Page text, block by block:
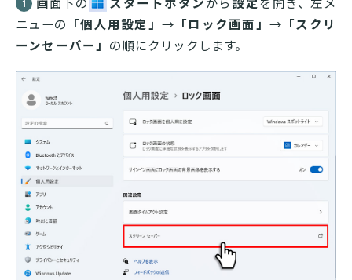
1
ニューの 「個人用設定」 → 「ロック画面」 → 「スクリ
ーンセーバー」 の順にクリックします。